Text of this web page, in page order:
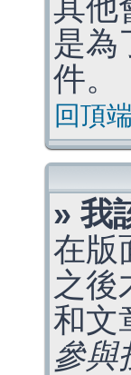
其他
是為
件。
回頂端
» 我
在版
之後
和文
參與